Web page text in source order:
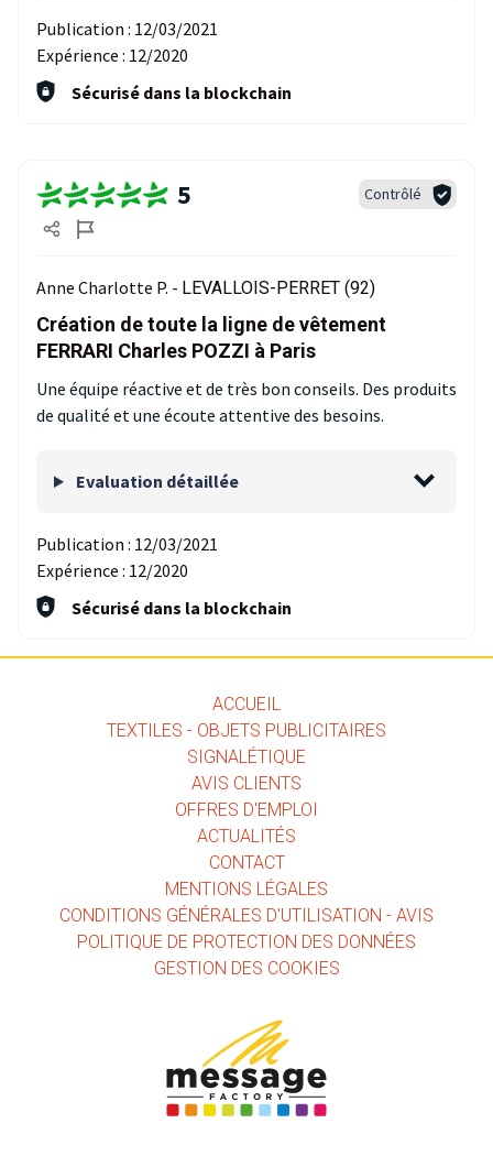
Publication : 12/03/2021
Expérience : 12/2020
Sécurisé dans la blockchain
5 Contrôlé
Anne Charlotte P. - LEVALLOIS-PERRET (92)
Création de toute la ligne de vêtement
FERRARI Charles POZZI à Paris
Une équipe réactive et de très bon conseils. Des produits
de qualité et une écoute attentive des besoins.
Evaluation détaillée
Publication : 12/03/2021
Expérience : 12/2020
Sécurisé dans la blockchain
ACCUEIL
TEXTILES - OBJETS PUBLICITAIRES
SIGNALÉTIQUE
AVIS CLIENTS
OFFRES D'EMPLOI
ACTUALITÉS
CONTACT
MENTIONS LÉGALES
CONDITIONS GÉNÉRALES D'UTILISATION - AVIS
POLITIQUE DE PROTECTION DES DONNÉES
GESTION DES COOKIES